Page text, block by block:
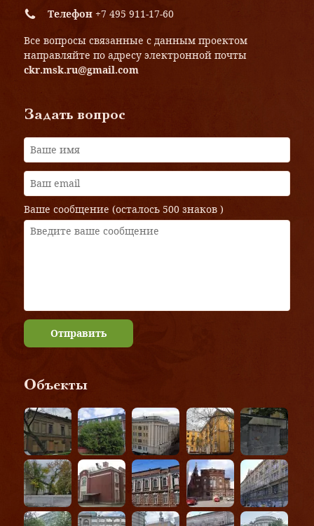
Телефон +7 495 911-17-60
Все вопросы связанные с данным проектом
направляйте по адресу электронной почты
ckr.msk.ru@gmail.com
Задать вопрос
Ваше сообщение (осталось 500 знаков )
Отправить
Объекты